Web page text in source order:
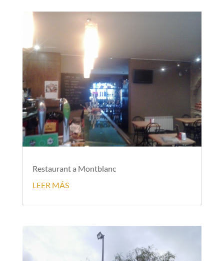
Restaurant a Montblanc
LEER MÁS